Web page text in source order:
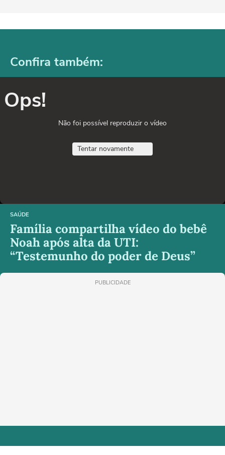
Confira também:
Ops!
Não foi possível reproduzir o vídeo
Tentar novamente
SAÚDE
Família compartilha vídeo do bebê
Noah após alta da UTI:
“Testemunho do poder de Deus”
PUBLICIDADE